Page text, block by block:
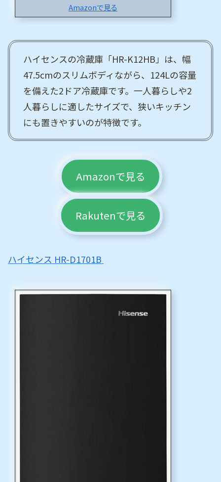
Amazonで見る
ハイセンスの冷蔵庫「HR-K12HB」は、幅
47.5cmのスリムボディながら、124Lの容量
を備えた2ドア冷蔵庫です。一人暮らしや2
人暮らしに適したサイズで、狭いキッチン
にも置きやすいのが特徴です。
Amazonで見る
Rakutenで見る
ハイセンス HR-D1701B